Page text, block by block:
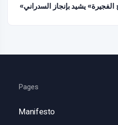
الفجيرة» يشيد بإنجاز السدراني
Pages
Manifesto